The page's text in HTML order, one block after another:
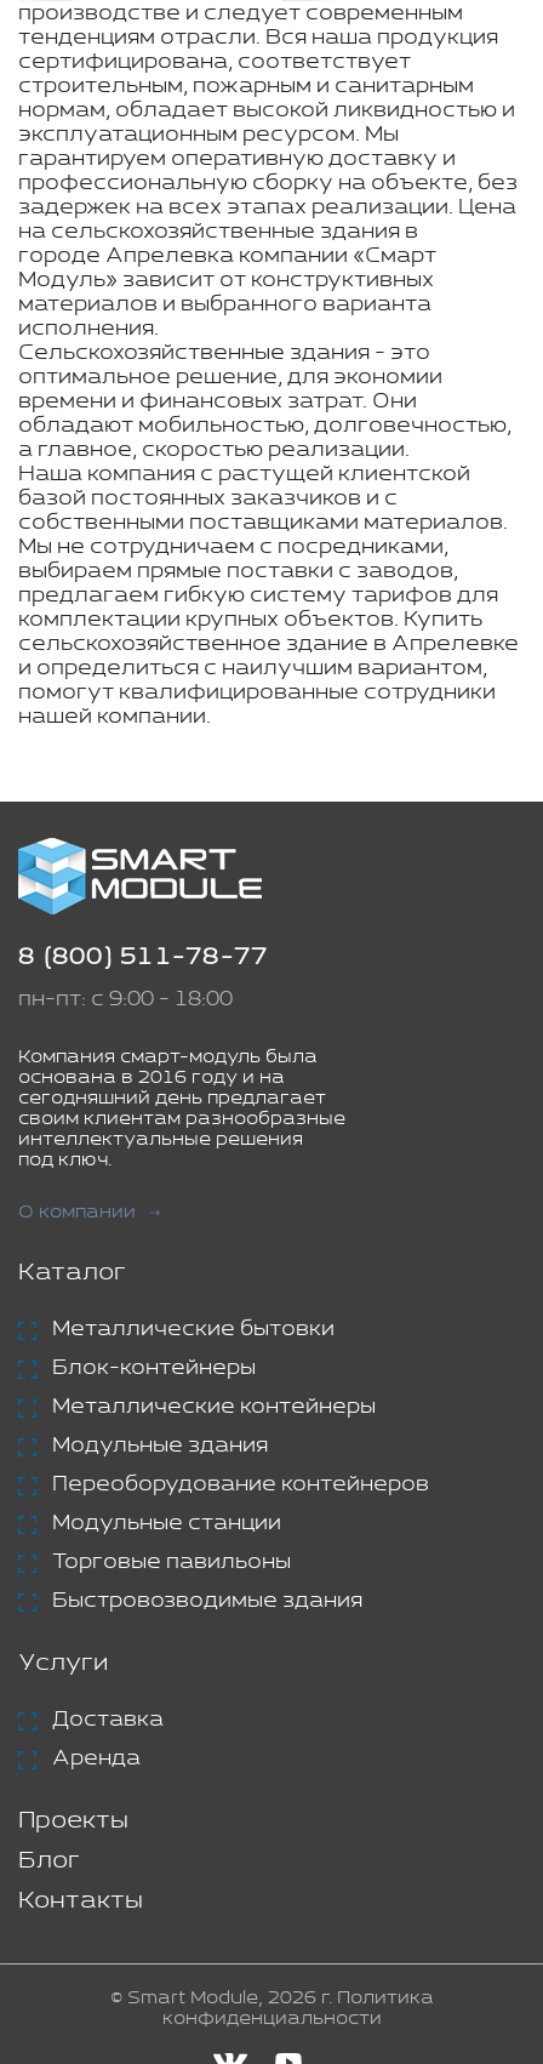
производстве и следует современным
тенденциям отрасли. Вся наша продукция
сертифицирована, соответствует
строительным, пожарным и санитарным
нормам, обладает высокой ликвидностью и
эксплуатационным ресурсом. Мы
гарантируем оперативную доставку и
профессиональную сборку на объекте, без
задержек на всех этапах реализации. Цена
на сельскохозяйственные здания в
городе Апрелевка компании «Смарт
Модуль» зависит от конструктивных
материалов и выбранного варианта
исполнения.
Сельскохозяйственные здания - это
оптимальное решение, для экономии
времени и финансовых затрат. Они
обладают мобильностью, долговечностью,
а главное, скоростью реализации.
Наша компания с растущей клиентской
базой постоянных заказчиков и с
собственными поставщиками материалов.
Мы не сотрудничаем с посредниками,
выбираем прямые поставки с заводов,
предлагаем гибкую систему тарифов для
комплектации крупных объектов. Купить
сельскохозяйственное здание в Апрелевке
и определиться с наилучшим вариантом,
помогут квалифицированные сотрудники
нашей компании.
8 (800) 511-78-77
пн-пт: с 9:00 - 18:00
Компания смарт-модуль была
основана в 2016 году и на
сегодняшний день предлагает
своим клиентам разнообразные
интеллектуальные решения
под ключ.
О компании
Каталог
Металлические бытовки
Блок-контейнеры
Металлические контейнеры
Модульные здания
Переоборудование контейнеров
Модульные станции
Торговые павильоны
Быстровозводимые здания
Услуги
Доставка
Аренда
Проекты
Блог
Контакты
© Smart Module, 2026 г. Политика
конфиденциальности